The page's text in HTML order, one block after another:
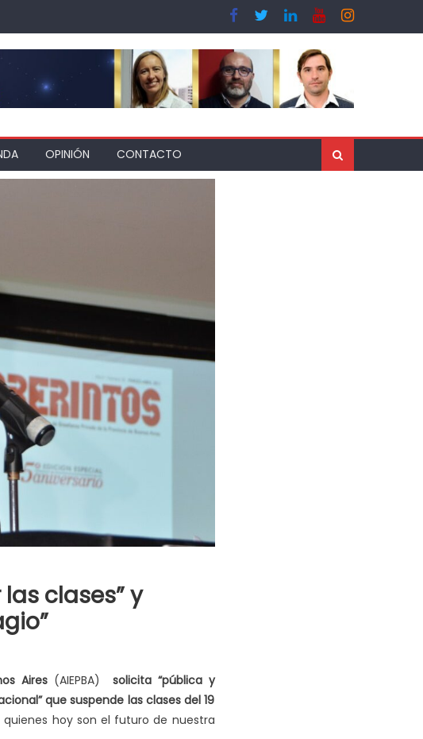
OPINIÓN CONTACTO
clases” y
Aires (AIEPBA) solicita “pública y
que suspende las clases del 19
hoy son el futuro de nuestra